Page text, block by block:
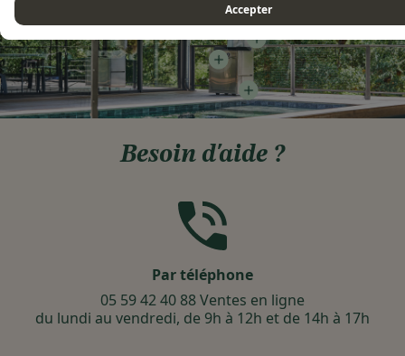
Besoin d'aide ?
Par téléphone
05 59 42 40 88 Ventes en ligne
du lundi au vendredi, de 9h à 12h et de 14h à 17h
Accepter